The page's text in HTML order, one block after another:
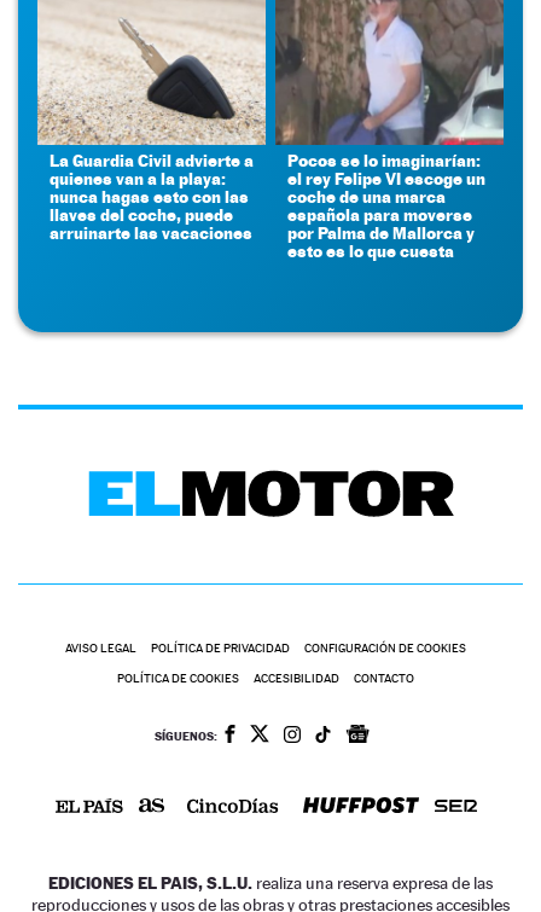
La Guardia Civil advierte a
quienes van a la playa:
nunca hagas esto con las
llaves del coche, puede
arruinarte las vacaciones
Pocos se lo imaginarían:
el rey Felipe VI escoge un
coche de una marca
española para moverse
por Palma de Mallorca y
esto es lo que cuesta
AVISO LEGAL POLÍTICA DE PRIVACIDAD CONFIGURACIÓN DE COOKIES
POLÍTICA DE COOKIES ACCESIBILIDAD CONTACTO
SÍGUENOS:
EDICIONES EL PAIS, S.L.U. realiza una reserva expresa de las
reproducciones y usos de las obras y otras prestaciones accesibles